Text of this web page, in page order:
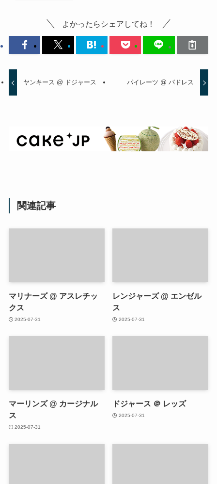
よかったらシェアしてね！
ヤンキース @ ドジャース パイレーツ @ パドレス
関連記事
マリナーズ @ アスレチッ
クス
2025-07-31
レンジャーズ @ エンゼル
ス
2025-07-31
マーリンズ @ カージナル
ス
2025-07-31
ドジャース ＠ レッズ
2025-07-31